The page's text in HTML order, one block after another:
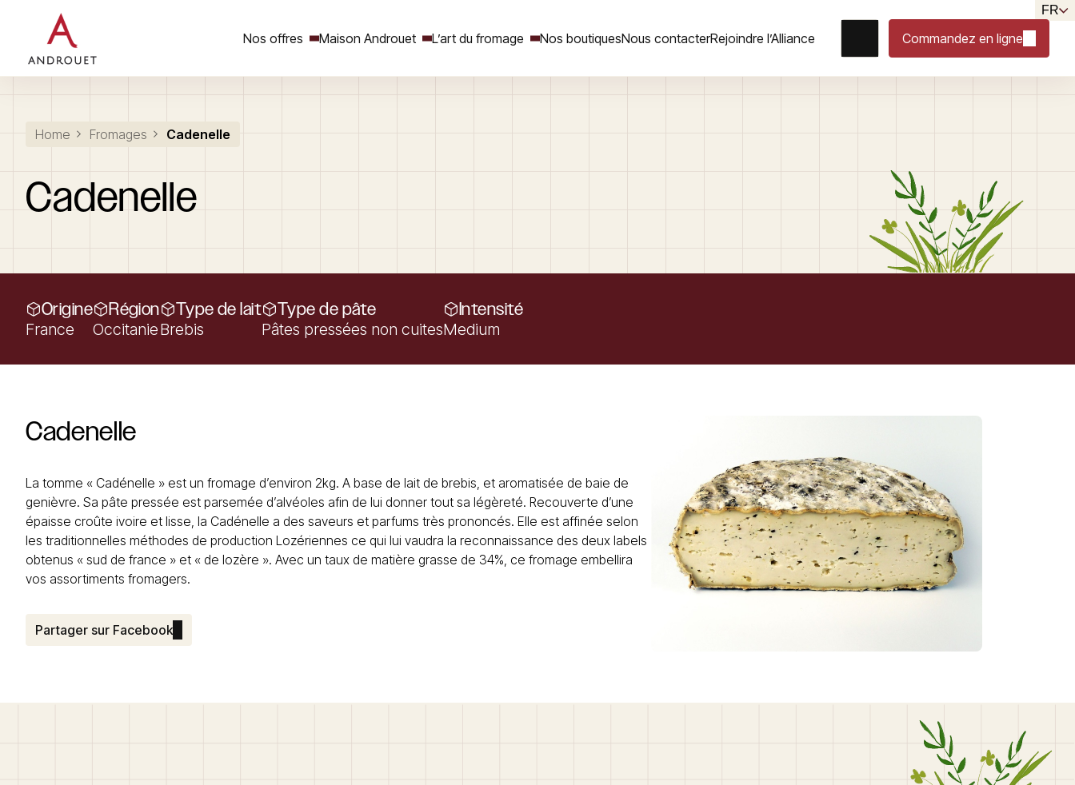
Nos offres Maison Androuet L’art du fromage Nos boutiquesNous contacterRejoindre l’Alliance Commandez en ligne
FR
Rechercher un mot clé
Home Fromages Cadenelle
Cadenelle
Origine
France
Région
Occitanie
Type de lait
Brebis
Type de pâte
Pâtes pressées non cuites
Intensité
Medium
Cadenelle
La tomme « Cadénelle » est un fromage d’environ 2kg. A base de lait de brebis, et aromatisée de baie de
genièvre. Sa pâte pressée est parsemée d’alvéoles afin de lui donner tout sa légèreté. Recouverte d’une
épaisse croûte ivoire et lisse, la Cadénelle a des saveurs et parfums très prononcés. Elle est affinée selon
les traditionnelles méthodes de production Lozériennes ce qui lui vaudra la reconnaissance des deux labels
obtenus « sud de france » et « de lozère ». Avec un taux de matière grasse de 34%, ce fromage embellira
vos assortiments fromagers.
Partager sur Facebook